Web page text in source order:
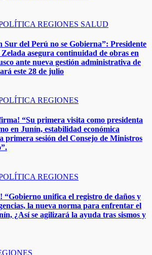
REGIONES SALUD
del Perú no se Gobierna”: Presidente
asegura continuidad de obras en
ante nueva gestión administrativa de
este 28 de julio
REGIONES
“Su primera visita como presidenta
en Junín, estabilidad económica
primera sesión del Consejo de Ministros
REGIONES
“Gobierno unifica el registro de daños y
la nueva norma para enfrentar el
¿Así se agilizará la ayuda tras sismos y